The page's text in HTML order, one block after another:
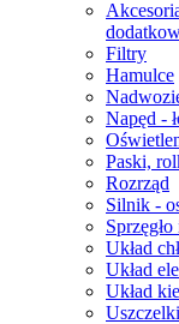
Filtry
Hamulce
Napęd -
Paski,
Rozrząd
Silnik -
Układ
Układ
Układ
Uszczelki